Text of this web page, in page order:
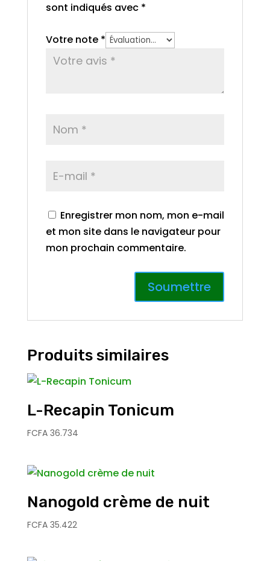
sont indiqués avec *
Votre note *
Enregistrer mon nom, mon e-mail
et mon site dans le navigateur pour
mon prochain commentaire.
Produits similaires
L-Recapin Tonicum
FCFA36.734
Nanogold crème de nuit
FCFA35.422